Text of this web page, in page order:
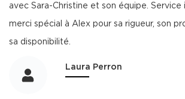
avec Sara-Christine et son équipe. Service
merci spécial à Alex pour sa rigueur, son
sa disponibilité.
Laura Perron